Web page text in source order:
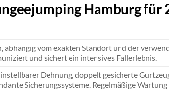
Hamburg für
abhängig vom exakten Standort und der
und sichert ein intensives Fallerlebnis.
Dehnung, doppelt gesicherte
Sicherungssysteme. Regelmäßige